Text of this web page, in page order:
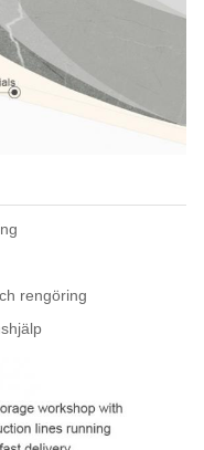
rengöring